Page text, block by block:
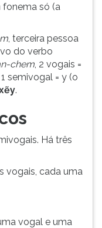
fonema só (a
, terceira pessoa
do verbo
chem, 2 vogais =
semivogal = y (o
.
Há três
vogais, cada uma
vogal e uma